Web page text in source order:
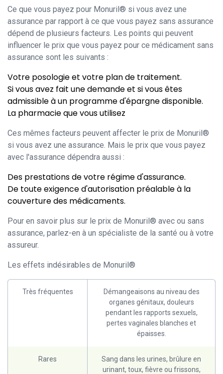
Ce que vous payez pour Monuril® si vous avez une
assurance par rapport à ce que vous payez sans assurance
dépend de plusieurs facteurs. Les points qui peuvent
influencer le prix que vous payez pour ce médicament sans
assurance sont les suivants :
Votre posologie et votre plan de traitement.
Si vous avez fait une demande et si vous êtes
admissible à un programme d'épargne disponible.
La pharmacie que vous utilisez
Ces mêmes facteurs peuvent affecter le prix de Monuril®
si vous avez une assurance. Mais le prix que vous payez
avec l'assurance dépendra aussi :
Des prestations de votre régime d'assurance.
De toute exigence d'autorisation préalable à la
couverture des médicaments.
Pour en savoir plus sur le prix de Monuril® avec ou sans
assurance, parlez-en à un spécialiste de la santé ou à votre
assureur.
Les effets indésirables de Monuril®
Très fréquentes
Démangeaisons au niveau des
organes génitaux, douleurs
pendant les rapports sexuels,
pertes vaginales blanches et
épaisses.
Rares
Sang dans les urines, brûlure en
urinant, toux, fièvre ou frissons,